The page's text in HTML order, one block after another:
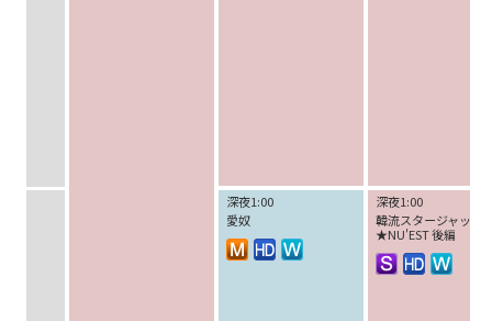
深夜1:00
愛奴
深夜1:00
韓流スタージャック
★NU'EST 後編